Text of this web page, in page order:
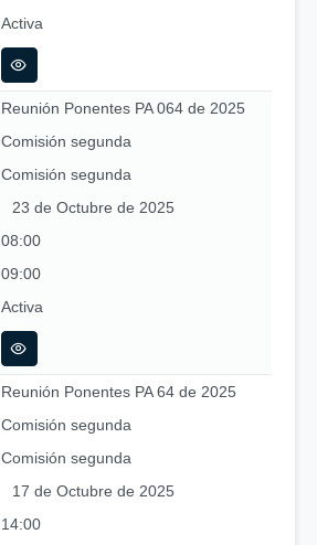
Activa
Reunión Ponentes PA 064 de 2025
Comisión segunda
Comisión segunda
23 de Octubre de 2025
08:00
09:00
Activa
Reunión Ponentes PA 64 de 2025
Comisión segunda
Comisión segunda
17 de Octubre de 2025
14:00